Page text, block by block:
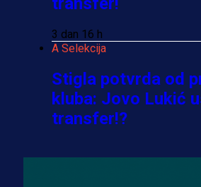
3 dan 16 h
A Selekcija
Stigla potvrda od
kluba: Jovo Lukić
transfer!?